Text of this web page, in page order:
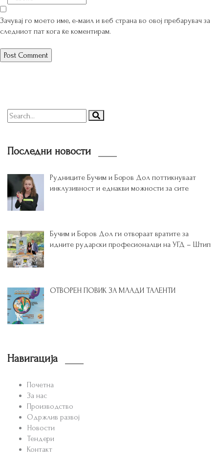
Зачувај го моето име, е-маил и веб страна во овој пребарувач за
следниот пат кога ќе коментирам.
Последни новости
Рудниците Бучим и Боров Дол поттикнуваат
инклузивност и еднакви можности за сите
Бучим и Боров Дол ги отвораат вратите за
идните рударски професионалци на УГД – Штип
ОТВОРЕН ПОВИК ЗА МЛАДИ ТАЛЕНТИ
Навигација
Почетна
За нас
Производство
Одржлив развој
Новости
Тендери
Контакт